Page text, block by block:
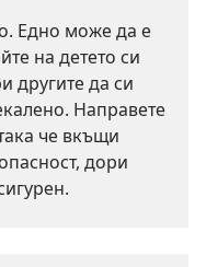
Едно може да е
на детето си
другите да си
Направете
че вкъщи
дори